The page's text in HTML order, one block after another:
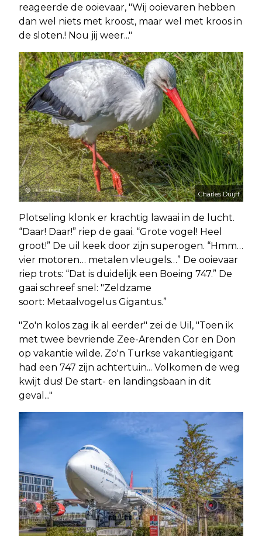
reageerde de ooievaar, "Wij ooievaren hebben
dan wel niets met kroost, maar wel met kroos in
de sloten.! Nou jij weer..."
Charles Duijff
Plotseling klonk er krachtig lawaai in de lucht.
“Daar! Daar!” riep de gaai. “Grote vogel! Heel
groot!” De uil keek door zijn superogen. “Hmm…
vier motoren… metalen vleugels…” De ooievaar
riep trots: “Dat is duidelijk een Boeing 747.” De
gaai schreef snel: "Zeldzame
soort: Metaalvogelus Gigantus.”
"Zo'n kolos zag ik al eerder" zei de Uil, "Toen ik
met twee bevriende Zee-Arenden Cor en Don
op vakantie wilde. Zo'n Turkse vakantiegigant
had een 747 zijn achtertuin... Volkomen de weg
kwijt dus! De start- en landingsbaan in dit
geval..."